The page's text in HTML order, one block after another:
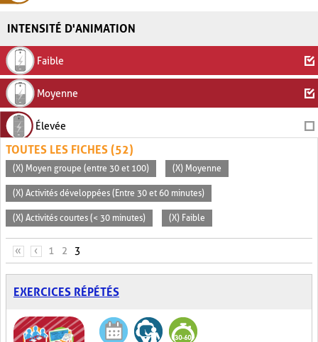
INTENSITÉ D'ANIMATION
Faible
Moyenne
Élevée
TOUTES LES FICHES (52)
(X) Moyen groupe (entre 30 et 100) (X) Moyenne
(X) Activités développées (Entre 30 et 60 minutes)
(X) Activités courtes (< 30 minutes) (X) Faible
PAGES
« ‹ 1 2 3
EXERCICES RÉPÉTÉS